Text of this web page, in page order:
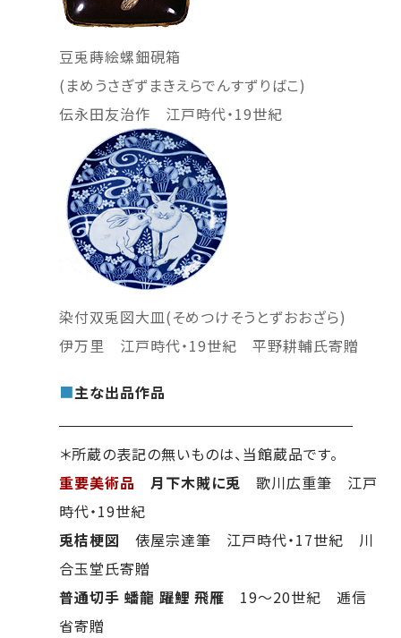
豆兎蒔絵螺鈿硯箱
(まめうさぎずまきえらでんすずりばこ)
伝永田友治作 江戸時代・19世紀
染付双兎図大皿(そめつけそうとずおおざら)
伊万里 江戸時代・19世紀 平野耕輔氏寄贈
■主な出品作品
＊所蔵の表記の無いものは、当館蔵品です。
重要美術品 月下木賊に兎
歌川広重筆 江戸
時代・19世紀
兎桔梗図
俵屋宗達筆 江戸時代・17世紀 川
合玉堂氏寄贈
普通切手 蟠龍 躍鯉 飛雁
19～20世紀 逓信
省寄贈